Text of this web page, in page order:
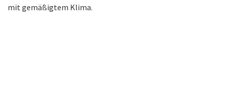
mit gemäßigtem Klima.